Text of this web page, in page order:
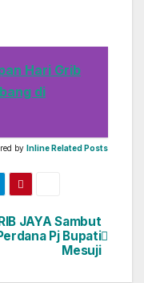
Hari Grib
di
by Inline Related Posts
JAYA Sambut
Pj Bupati
Mesuji